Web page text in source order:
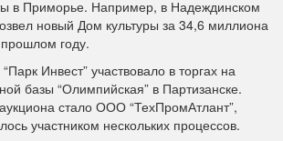
в Приморье. Например, в Надеждинском
новый Дом культуры за 34,6 миллиона
году.
Инвест” участвовало в торгах на
базы “Олимпийская” в Партизанске.
стало ООО “ТехПромАтлант”,
участником нескольких процессов.